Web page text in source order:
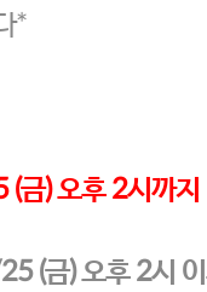
*
금) 오후 2시까
(금) 오후 2시